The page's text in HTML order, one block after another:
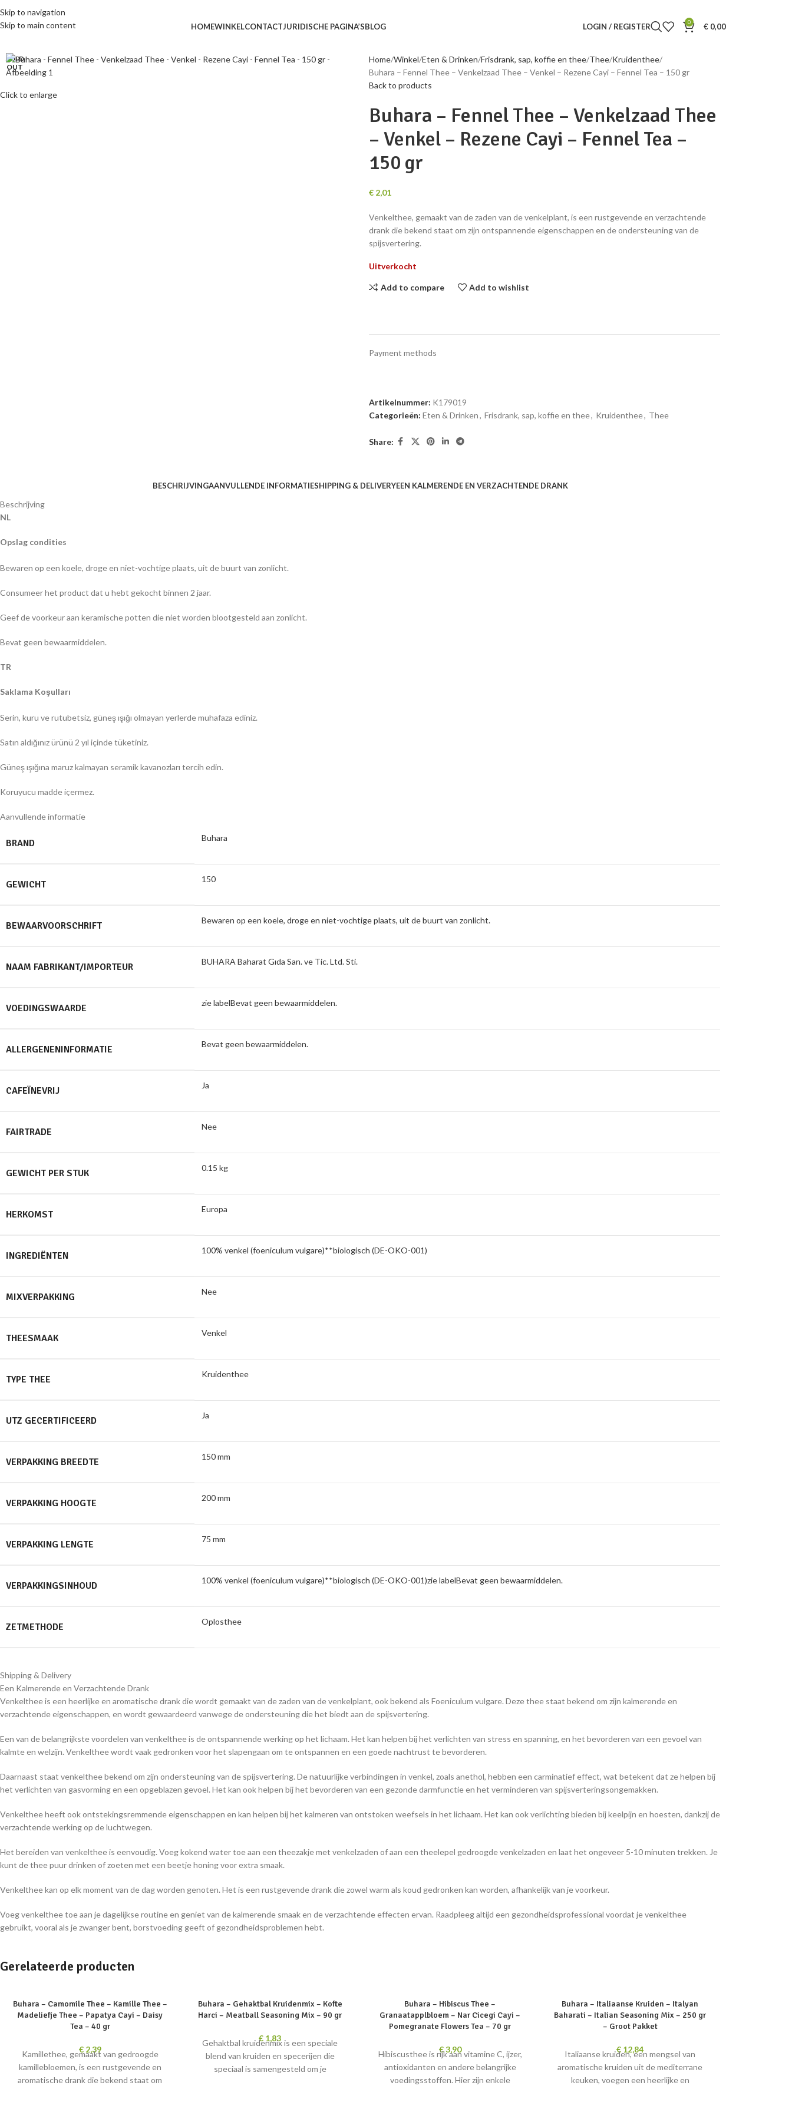
Skip to navigation
Skip to main content
HOMEWINKELCONTACTJURIDISCHE PAGINA’SBLOG LOGIN / REGISTER 0 € 0,00
SOLD
OUT
Click to enlarge
Home Winkel Eten & Drinken Frisdrank, sap, koffie en thee Thee Kruidenthee
Buhara – Fennel Thee – Venkelzaad Thee – Venkel – Rezene Cayi – Fennel Tea – 150 gr
Back to products
Buhara – Fennel Thee – Venkelzaad Thee
– Venkel – Rezene Cayi – Fennel Tea –
150 gr
€2,01
Venkelthee, gemaakt van de zaden van de venkelplant, is een rustgevende en verzachtende
drank die bekend staat om zijn ontspannende eigenschappen en de ondersteuning van de
spijsvertering.
Uitverkocht
Add to compare Add to wishlist
Payment methods
Artikelnummer: K179019
Categorieën: Eten & Drinken, Frisdrank, sap, koffie en thee, Kruidenthee, Thee
Share:
BESCHRIJVINGAANVULLENDE INFORMATIESHIPPING & DELIVERYEEN KALMERENDE EN VERZACHTENDE DRANK
Beschrijving
NL
Opslag condities
Bewaren op een koele, droge en niet-vochtige plaats, uit de buurt van zonlicht.
Consumeer het product dat u hebt gekocht binnen 2 jaar.
Geef de voorkeur aan keramische potten die niet worden blootgesteld aan zonlicht.
Bevat geen bewaarmiddelen.
TR
Saklama Koşulları
Serin, kuru ve rutubetsiz, güneş ışığı olmayan yerlerde muhafaza ediniz.
Satın aldığınız ürünü 2 yıl içinde tüketiniz.
Güneş ışığına maruz kalmayan seramik kavanozları tercih edin.
Koruyucu madde içermez.
Aanvullende informatie
BRAND Buhara
GEWICHT 150
BEWAARVOORSCHRIFT Bewaren op een koele, droge en niet-vochtige plaats, uit de buurt van zonlicht.
NAAM FABRIKANT/IMPORTEUR BUHARA Baharat Gıda San. ve Tic. Ltd. Sti.
VOEDINGSWAARDE zie labelBevat geen bewaarmiddelen.
ALLERGENENINFORMATIE Bevat geen bewaarmiddelen.
CAFEÏNEVRIJ Ja
FAIRTRADE Nee
GEWICHT PER STUK 0.15 kg
HERKOMST Europa
INGREDIËNTEN 100% venkel (foeniculum vulgare)**biologisch (DE-OKO-001)
MIXVERPAKKING Nee
THEESMAAK Venkel
TYPE THEE Kruidenthee
UTZ GECERTIFICEERD Ja
VERPAKKING BREEDTE 150 mm
VERPAKKING HOOGTE 200 mm
VERPAKKING LENGTE 75 mm
VERPAKKINGSINHOUD 100% venkel (foeniculum vulgare)**biologisch (DE-OKO-001)zie labelBevat geen bewaarmiddelen.
ZETMETHODE Oplosthee
Shipping & Delivery
Een Kalmerende en Verzachtende Drank
Venkelthee is een heerlijke en aromatische drank die wordt gemaakt van de zaden van de venkelplant, ook bekend als Foeniculum vulgare. Deze thee staat bekend om zijn kalmerende en
verzachtende eigenschappen, en wordt gewaardeerd vanwege de ondersteuning die het biedt aan de spijsvertering.
Een van de belangrijkste voordelen van venkelthee is de ontspannende werking op het lichaam. Het kan helpen bij het verlichten van stress en spanning, en het bevorderen van een gevoel van
kalmte en welzijn. Venkelthee wordt vaak gedronken voor het slapengaan om te ontspannen en een goede nachtrust te bevorderen.
Daarnaast staat venkelthee bekend om zijn ondersteuning van de spijsvertering. De natuurlijke verbindingen in venkel, zoals anethol, hebben een carminatief effect, wat betekent dat ze helpen bij
het verlichten van gasvorming en een opgeblazen gevoel. Het kan ook helpen bij het bevorderen van een gezonde darmfunctie en het verminderen van spijsverteringsongemakken.
Venkelthee heeft ook ontstekingsremmende eigenschappen en kan helpen bij het kalmeren van ontstoken weefsels in het lichaam. Het kan ook verlichting bieden bij keelpijn en hoesten, dankzij de
verzachtende werking op de luchtwegen.
Het bereiden van venkelthee is eenvoudig. Voeg kokend water toe aan een theezakje met venkelzaden of aan een theelepel gedroogde venkelzaden en laat het ongeveer 5-10 minuten trekken. Je
kunt de thee puur drinken of zoeten met een beetje honing voor extra smaak.
Venkelthee kan op elk moment van de dag worden genoten. Het is een rustgevende drank die zowel warm als koud gedronken kan worden, afhankelijk van je voorkeur.
Voeg venkelthee toe aan je dagelijkse routine en geniet van de kalmerende smaak en de verzachtende effecten ervan. Raadpleeg altijd een gezondheidsprofessional voordat je venkelthee
gebruikt, vooral als je zwanger bent, borstvoeding geeft of gezondheidsproblemen hebt.
Gerelateerde producten
SOLD
Buhara – Camomile Thee – Kamille Thee –
Madeliefje Thee – Papatya Cayi – Daisy
Tea – 40 gr
€2,39
Kamillethee, gemaakt van gedroogde
kamillebloemen, is een rustgevende en
aromatische drank die bekend staat om
SOLD
Buhara – Gehaktbal Kruidenmix – Kofte
Harci – Meatball Seasoning Mix – 90 gr
€ 1,83
Gehaktbal kruidenmix is een speciale
blend van kruiden en specerijen die
speciaal is samengesteld om je
Buhara – Hibiscus Thee –
Granaatapplbloem – Nar Cicegi Cayi –
Pomegranate Flowers Tea – 70 gr
€3,90
Hibiscusthee is rijk aan vitamine C, ijzer,
antioxidanten en andere belangrijke
voedingsstoffen. Hier zijn enkele
SOLD
OUT
Buhara – Italiaanse Kruiden – Italyan
Baharati – Italian Seasoning Mix – 250 gr
– Groot Pakket
€ 12,84
Italiaanse kruiden, een mengsel van
aromatische kruiden uit de mediterrane
keuken, voegen een heerlijke en